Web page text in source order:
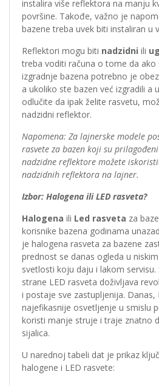
instalira više reflektora na manju
površine. Takođe, važno je
bazene treba uvek biti instaliran u
Reflektori mogu biti nadzidni ili
treba voditi računa o tome da ako
izgradnje bazena potrebno je
a ukoliko ste bazen već izgradili a
odlučite da ipak želite rasvetu,
nadzidni reflektor.
Napomena: Za lajnerske modele
rasvete za bazen koji su
nadzidne reflektore možete
nadzidnih reflektora na lajner.
Izbor: Halogena ili LED rasveta?
Halogena ili Led rasveta za
korisnike bazena godinama
je halogena rasveta za bazene
prednost se danas ogleda u
svetlosti koju daju i lakom servisu.
strane LED rasveta doživljava
i postaje sve zastupljenija. Danas,
najefikasnije osvetljenje u smislu
koristi manje struje i traje znatno
sijalica.
U narednoj tabeli dat je prikaz
halogene i LED rasvete: